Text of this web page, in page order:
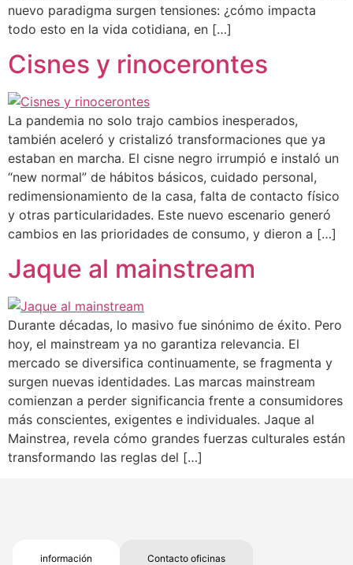
nuevo paradigma surgen tensiones: ¿cómo impacta
todo esto en la vida cotidiana, en […]
Cisnes y rinocerontes
La pandemia no solo trajo cambios inesperados,
también aceleró y cristalizó transformaciones que ya
estaban en marcha. El cisne negro irrumpió e instaló un
“new normal” de hábitos básicos, cuidado personal,
redimensionamiento de la casa, falta de contacto físico
y otras particularidades. Este nuevo escenario generó
cambios en las prioridades de consumo, y dieron a […]
Jaque al mainstream
Durante décadas, lo masivo fue sinónimo de éxito. Pero
hoy, el mainstream ya no garantiza relevancia. El
mercado se diversifica continuamente, se fragmenta y
surgen nuevas identidades. Las marcas mainstream
comienzan a perder significancia frente a consumidores
más conscientes, exigentes e individuales. Jaque al
Mainstrea, revela cómo grandes fuerzas culturales están
transformando las reglas del […]
información Contacto oficinas